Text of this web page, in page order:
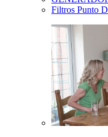
Filtros Punto